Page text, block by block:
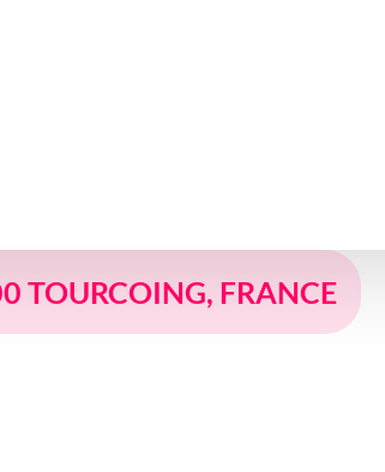
TOURCOING, FRANCE